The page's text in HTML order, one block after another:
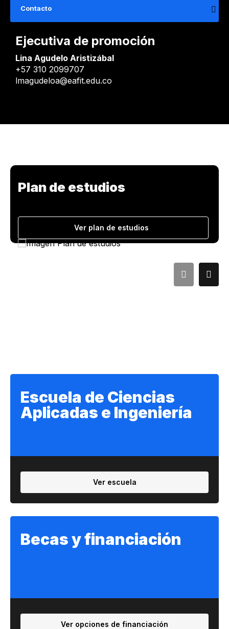
Contacto
Ejecutiva de promoción
Lina Agudelo Aristizábal
+57 310 2099707
lmagudeloa@eafit.edu.co
Plan de estudios
Ver plan de estudios
Escuela de Ciencias
Aplicadas e Ingeniería
Ver escuela
Becas y financiación
Ver opciones de financiación